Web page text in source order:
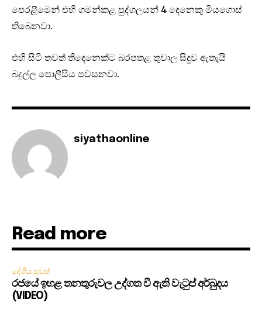
පෙරළීමෙන් එහි ගමන්කළ පුද්ගලයන් 4 දෙනෙකු මියගොස්
තිබෙනවා.
එහි සිටි තවත් තිදෙනෙක්ට බරපතළ තුවාල සිදුව ඇතැයි
බදුල්ල පොලීසිය පවසනවා.
siyathaonline
Read more
දේශීය පුවත්
රජයේ ඉහළ තනතුරුවල උද්ගත වී ඇති වැටුප් අර්බුදය
(VIDEO)